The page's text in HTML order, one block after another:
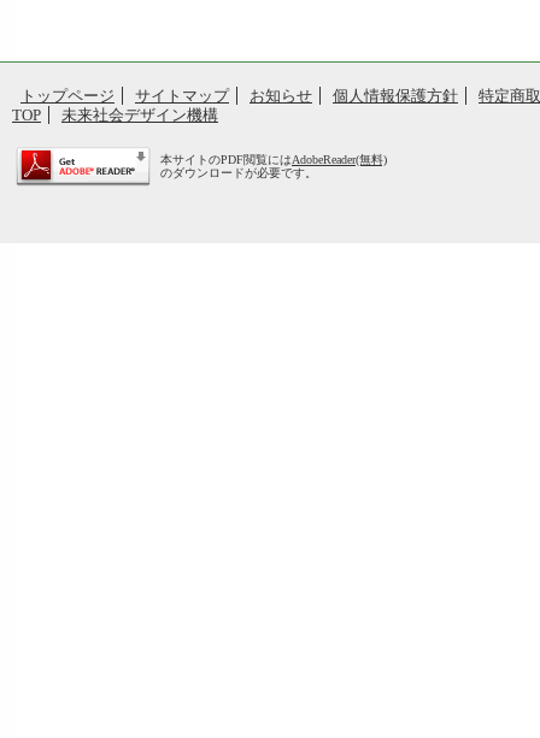
トップページ サイトマップ お知らせ 個人情報保護方針
特定商
TOP
未来社会デザイン機構
本サイトのPDF閲覧にはAdobeReader(無料)
のダウンロードが必要です。